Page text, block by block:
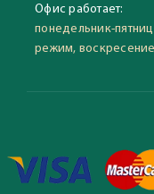
Офис работает:
понедельник-
режим,